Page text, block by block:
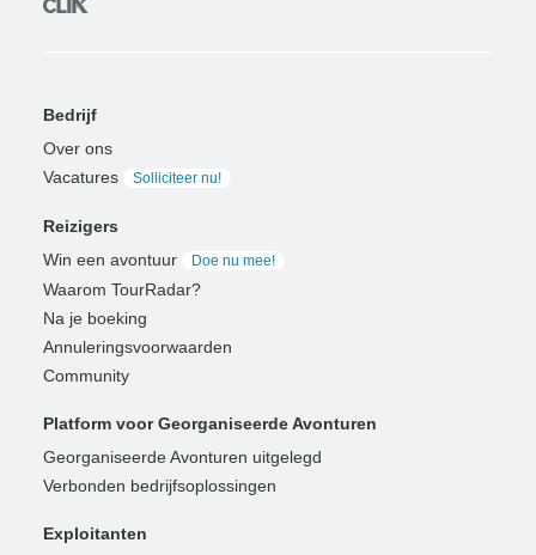
Bedrijf
Over ons
Vacatures
Solliciteer nu!
Reizigers
Win een avontuur
Doe nu mee!
Waarom TourRadar?
Na je boeking
Annuleringsvoorwaarden
Community
Platform voor Georganiseerde Avonturen
Georganiseerde Avonturen uitgelegd
Verbonden bedrijfsoplossingen
Exploitanten